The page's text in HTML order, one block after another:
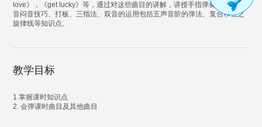
love》，《get lucky》等，通过对这些曲目的讲解，讲授手指弹奏、扫弦&切
音闷音技巧、打板、三指法、双音的运用包括五声音阶的弹法、复合和弦之
旋律线等知识点。
教学目标
1.掌握课时知识点
2. 会弹课时曲目及其他曲目